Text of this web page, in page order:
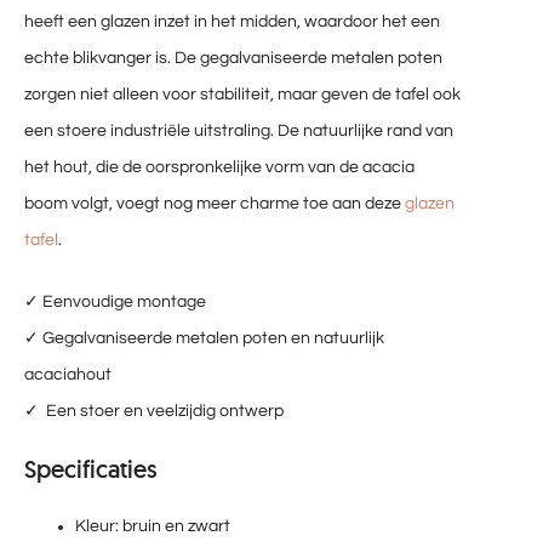
heeft een glazen inzet in het midden, waardoor het een
echte blikvanger is. De gegalvaniseerde metalen poten
zorgen niet alleen voor stabiliteit, maar geven de tafel ook
een stoere industriële uitstraling. De natuurlijke rand van
het hout, die de oorspronkelijke vorm van de acacia
boom volgt, voegt nog meer charme toe aan deze glazen
tafel.
✓ Eenvoudige montage
✓ Gegalvaniseerde metalen poten en natuurlijk
acaciahout
✓ Een stoer en veelzijdig ontwerp
Specificaties
Kleur: bruin en zwart